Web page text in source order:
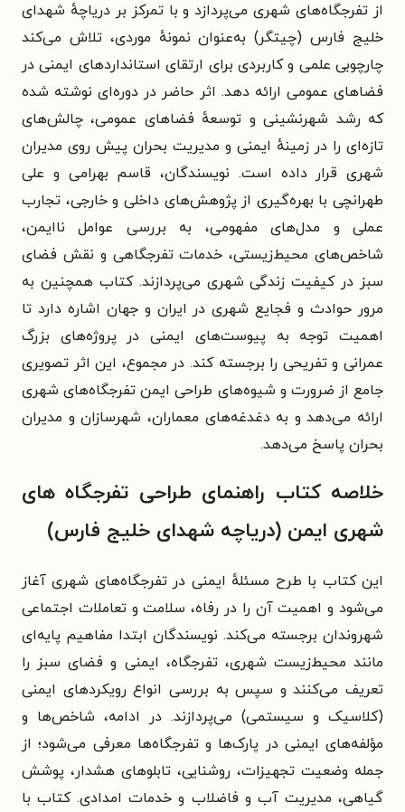
از تفرجگاه‌های شهری می‌پردازد و با تمرکز بر دریاچهٔ شهدای
خلیج فارس (چیتگر) به‌عنوان نمونهٔ موردی، تلاش می‌کند
چارچوبی علمی و کاربردی برای ارتقای استانداردهای ایمنی در
فضاهای عمومی ارائه دهد. اثر حاضر در دوره‌ای نوشته شده
که رشد شهرنشینی و توسعهٔ فضاهای عمومی، چالش‌های
تازه‌ای را در زمینهٔ ایمنی و مدیریت بحران پیش روی مدیران
شهری قرار داده است. نویسندگان، قاسم بهرامی و علی
طهرانچی با بهره‌گیری از پژوهش‌های داخلی و خارجی، تجارب
عملی و مدل‌های مفهومی، به بررسی عوامل ناایمن،
شاخص‌های محیط‌زیستی، خدمات تفرجگاهی و نقش فضای
سبز در کیفیت زندگی شهری می‌پردازند. کتاب همچنین به
مرور حوادث و فجایع شهری در ایران و جهان اشاره دارد تا
اهمیت توجه به پیوست‌های ایمنی در پروژه‌های بزرگ
عمرانی و تفریحی را برجسته کند. در مجموع، این اثر تصویری
جامع از ضرورت و شیوه‌های طراحی ایمن تفرجگاه‌های شهری
ارائه می‌دهد و به دغدغه‌های معماران، شهرسازان و مدیران
بحران پاسخ می‌دهد.
خلاصه کتاب راهنمای طراحی تفرجگاه های
شهری ایمن (دریاچه شهدای خلیج فارس)
این کتاب با طرح مسئلهٔ ایمنی در تفرجگاه‌های شهری آغاز
می‌شود و اهمیت آن را در رفاه، سلامت و تعاملات اجتماعی
شهروندان برجسته می‌کند. نویسندگان ابتدا مفاهیم پایه‌ای
مانند محیط‌زیست شهری، تفرجگاه، ایمنی و فضای سبز را
تعریف می‌کنند و سپس به بررسی انواع رویکردهای ایمنی
(کلاسیک و سیستمی) می‌پردازند. در ادامه، شاخص‌ها و
مؤلفه‌های ایمنی در پارک‌ها و تفرجگاه‌ها معرفی می‌شود؛ از
جمله وضعیت تجهیزات، روشنایی، تابلوهای هشدار، پوشش
گیاهی، مدیریت آب و فاضلاب و خدمات امدادی. کتاب با